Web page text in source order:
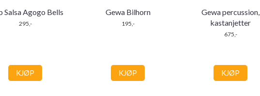
Salsa Agogo Bells
295,-
KJØP
Gewa Bilhorn
195,-
KJØP
Gewa percussion,
kastanjetter
675,-
KJØP